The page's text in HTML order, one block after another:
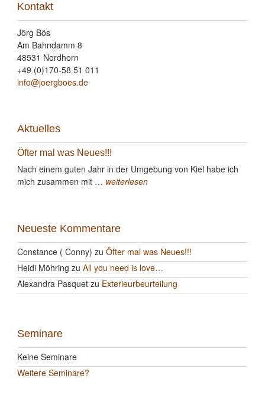
Kontakt
Jörg Bös
Am Bahndamm 8
48531 Nordhorn
+49 (0)170-58 51 011
info@joergboes.de
Aktuelles
Öfter mal was Neues!!!
Nach einem guten Jahr in der Umgebung von Kiel habe ich
mich zusammen mit … weiterlesen
Neueste Kommentare
Constance ( Conny) zu Öfter mal was Neues!!!
Heidi Möhring zu All you need is love…
Alexandra Pasquetzu Exterieurbeurteilung
Seminare
Keine Seminare
Weitere Seminare?